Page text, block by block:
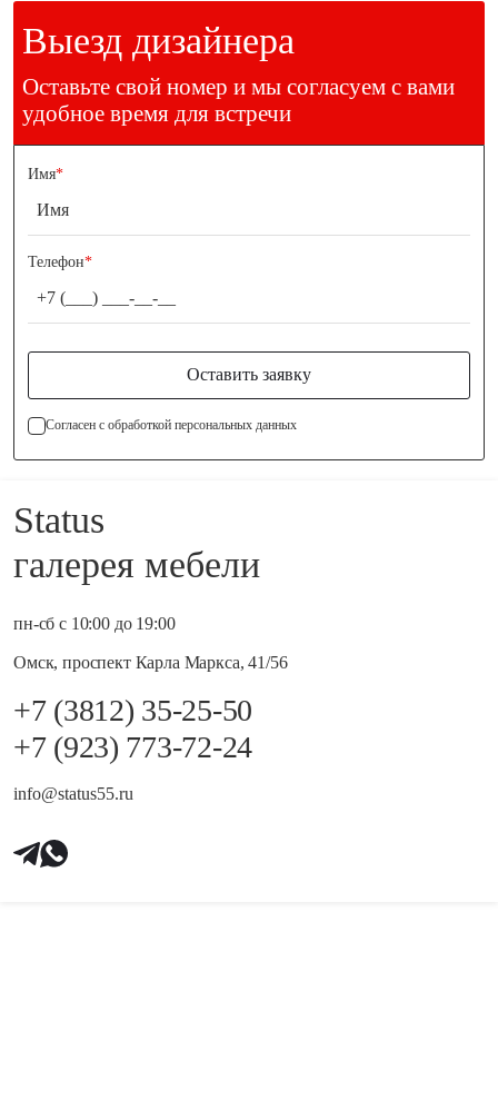
Выезд дизайнера
Оставьте свой номер и мы согласуем с вами
удобное время для встречи
Имя*
Телефон*
Оставить заявку
Согласен с обработкой персональных данных
Status
галерея мебели
пн-сб с 10:00 до 19:00
Омск, проспект Карла Маркса, 41/56
+7 (3812) 35-25-50
+7 (923) 773-72-24
info@status55.ru